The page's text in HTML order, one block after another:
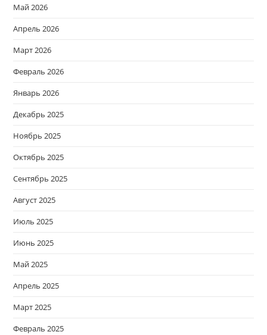
Май 2026
Апрель 2026
Март 2026
Февраль 2026
Январь 2026
Декабрь 2025
Ноябрь 2025
Октябрь 2025
Сентябрь 2025
Август 2025
Июль 2025
Июнь 2025
Май 2025
Апрель 2025
Март 2025
Февраль 2025